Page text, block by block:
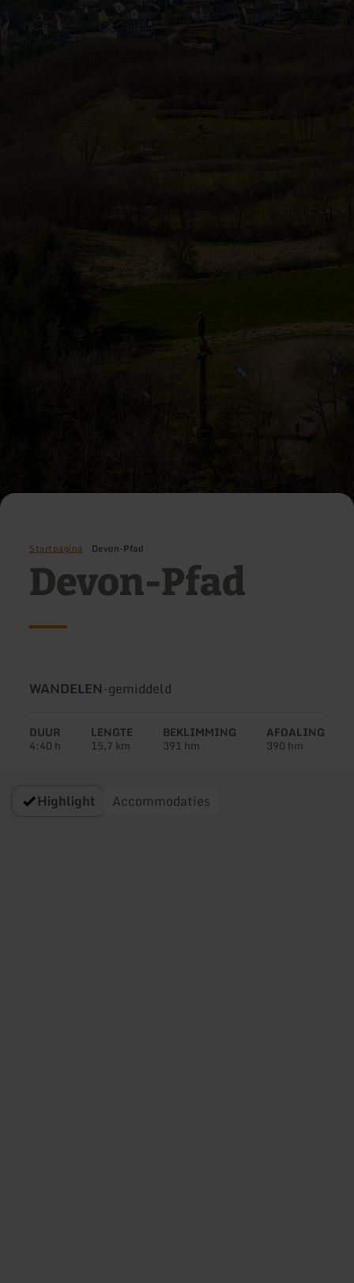
Startpagina Devon-Pfad
Devon-Pfad
Soort
WANDELEN-Moeilijkheidsgraad:
gemiddeld
DUUR
4:40 h
LENGTE
15,7 km
BEKLIMMING
391 hm
AFDALING
390 hm
Highlight Accommodaties